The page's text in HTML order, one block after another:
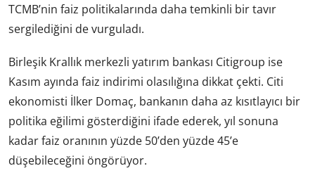
TCMB’nin faiz politikalarında daha temkinli bir tavır
sergilediğini de vurguladı.
Birleşik Krallık merkezli yatırım bankası Citigroup ise
Kasım ayında faiz indirimi olasılığına dikkat çekti. Citi
ekonomisti İlker Domaç, bankanın daha az kısıtlayıcı bir
politika eğilimi gösterdiğini ifade ederek, yıl sonuna
kadar faiz oranının yüzde 50’den yüzde 45’e
düşebileceğini öngörüyor.